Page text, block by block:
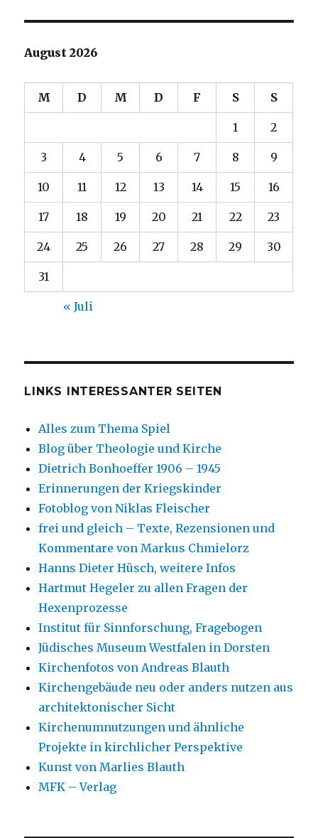
August 2026
M D M D F S S
1 2
3 4 5 6 7 8 9
10 11 12 13 14 15 16
17 18 19 20 21 22 23
24 25 26 27 28 29 30
31
« Juli
LINKS INTERESSANTER SEITEN
Alles zum Thema Spiel
Blog über Theologie und Kirche
Dietrich Bonhoeffer 1906 – 1945
Erinnerungen der Kriegskinder
Fotoblog von Niklas Fleischer
frei und gleich – Texte, Rezensionen und
Kommentare von Markus Chmielorz
Hanns Dieter Hüsch, weitere Infos
Hartmut Hegeler zu allen Fragen der
Hexenprozesse
Institut für Sinnforschung, Fragebogen
Jüdisches Museum Westfalen in Dorsten
Kirchenfotos von Andreas Blauth
Kirchengebäude neu oder anders nutzen aus
architektonischer Sicht
Kirchenumnutzungen und ähnliche
Projekte in kirchlicher Perspektive
Kunst von Marlies Blauth
MFK – Verlag